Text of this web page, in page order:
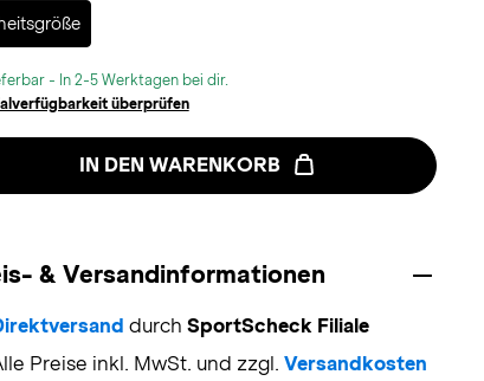
Selected
- In 2-5 Werktagen bei dir.
überprüfen
IN DEN WARENKORB
& Versandinformationen
durch SportScheck Filiale
Preise inkl. MwSt. und zzgl. Versandkosten